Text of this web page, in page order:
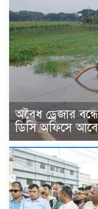
অবৈধ ড্রেজার
ডিসি অফিসে